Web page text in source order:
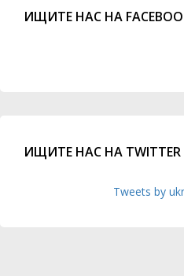
ИЩИТЕ НАС НА
ИЩИТЕ НАС НА TWITTER
Tweets by